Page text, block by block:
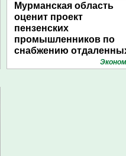
Мурманская область
оценит проект
пензенских
промышленников по
снабжению
поселений с помощью